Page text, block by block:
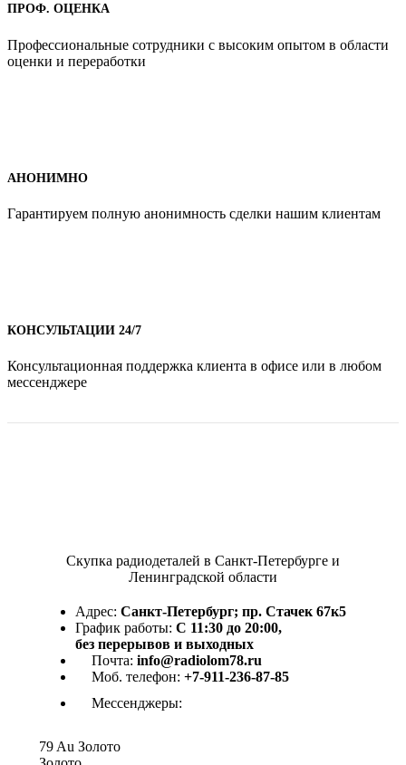
ПРОФ. ОЦЕНКА
Профессиональные сотрудники с высоким опытом в области
оценки и переработки
АНОНИМНО
Гарантируем полную анонимность сделки нашим клиентам
КОНСУЛЬТАЦИИ 24/7
Консультационная поддержка клиента в офисе или в любом
мессенджере
Скупка радиодеталей в Санкт-Петербурге и
Ленинградской области
Адрес: Санкт-Петербург; пр. Стачек 67к5
График работы: С 11:30 до 20:00,
без перерывов и выходных
Почта: info@radiolom78.ru
Моб. телефон: +7-911-236-87-85
Мессенджеры:
79Au Золото